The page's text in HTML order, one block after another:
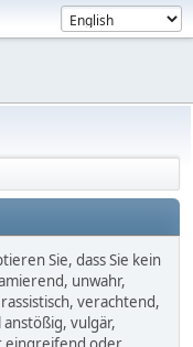
Sie, dass Sie kein
unwahr,
verachtend,
vulgär,